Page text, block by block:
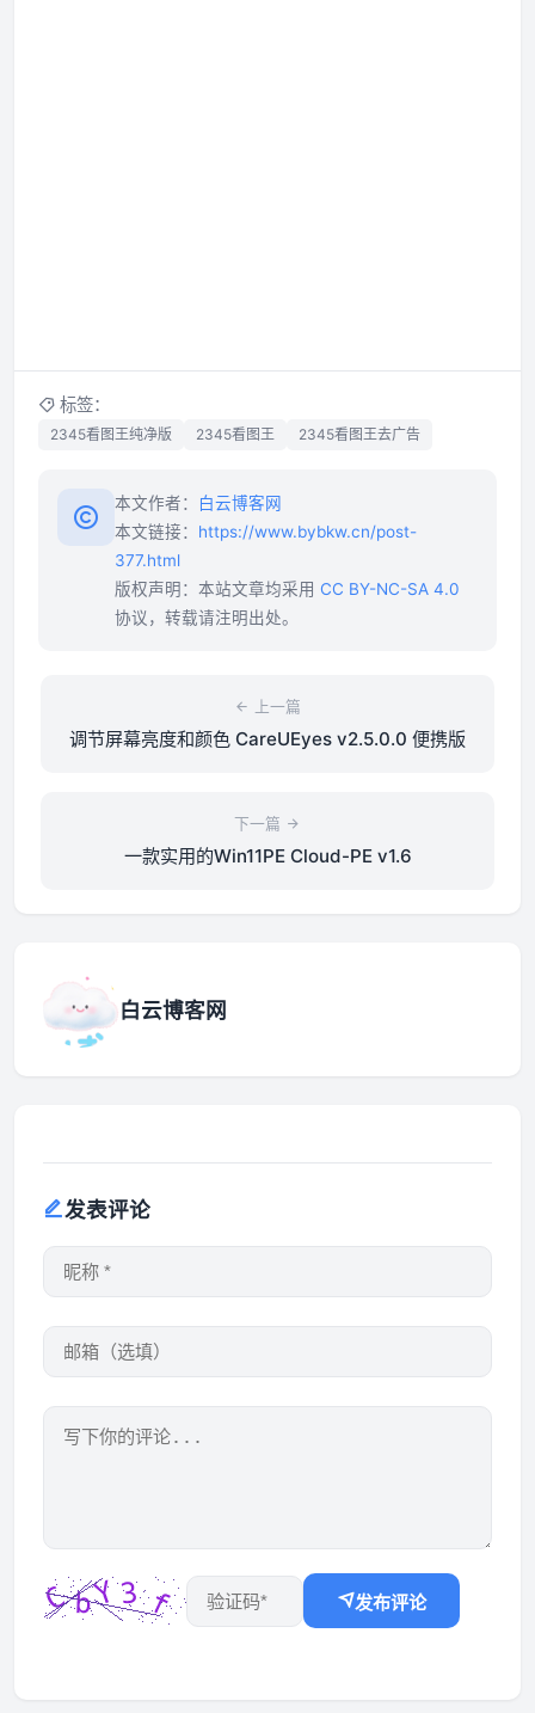
标签：
2345看图王纯净版 2345看图王 2345看图王去广告
本文作者：
白云博客网
本文链接： https://www.bybkw.cn/post-
377.html
版权声明：本站文章均采用 CC BY-NC-SA 4.0
协议，转载请注明出处。
上一篇
调节屏幕亮度和颜色 CareUEyes v2.5.0.0 便携版
下一篇
一款实用的Win11PE Cloud-PE v1.6
白云博客网
发表评论
发布评论